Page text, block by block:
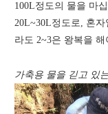
100L정도의 물을 마
20L~30L정도로, 혼
라도 2~3은 왕복을 해
가축용 물을 긷고 있